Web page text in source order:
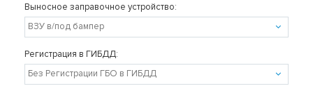
Выносное заправочное устройство:
Регистрация в ГИБДД: